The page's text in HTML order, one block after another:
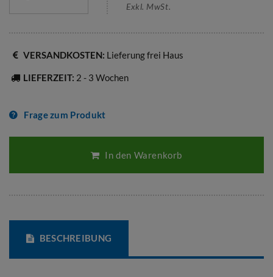
Exkl. MwSt.
VERSANDKOSTEN: Lieferung frei Haus
LIEFERZEIT: 2 - 3 Wochen
Frage zum Produkt
In den Warenkorb
BESCHREIBUNG